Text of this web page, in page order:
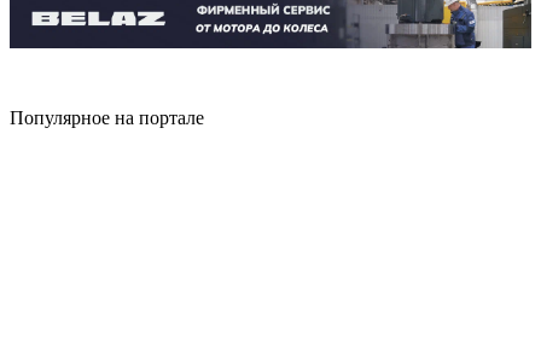
Популярное на портале